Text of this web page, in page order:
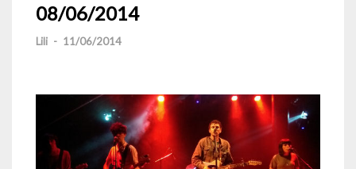
08/06/2014
Lili - 11/06/2014